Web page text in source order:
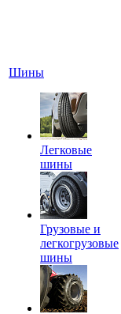
Шины
Легковые
шины
Грузовые и
легкогрузовые
шины